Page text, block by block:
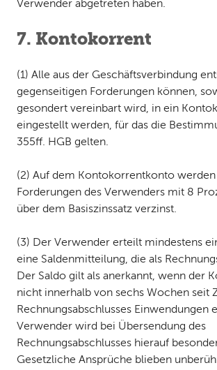
Verwender abgetreten haben.
7. Kontokorrent
(1) Alle aus der Geschäftsverbindung
gegenseitigen Forderungen können,
gesondert vereinbart wird, in ein
eingestellt werden, für das die
355ff. HGB gelten.
(2) Auf dem Kontokorrentkonto werden
Forderungen des Verwenders mit 8
über dem Basiszinssatz verzinst.
(3) Der Verwender erteilt mindestens
eine Saldenmitteilung, die als
Der Saldo gilt als anerkannt, wenn der
nicht innerhalb von sechs Wochen seit
Rechnungsabschlusses Einwendungen
Verwender wird bei Übersendung des
Rechnungsabschlusses hierauf
Gesetzliche Ansprüche blieben